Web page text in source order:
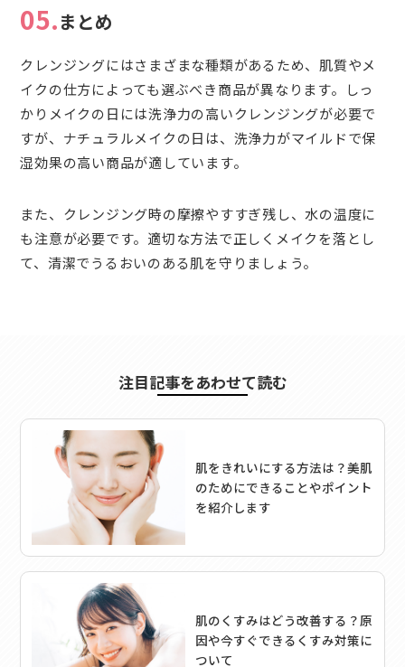
05.まとめ
クレンジングにはさまざまな種類があるため、肌質やメ
イクの仕方によっても選ぶべき商品が異なります。しっ
かりメイクの日には洗浄力の高いクレンジングが必要で
すが、ナチュラルメイクの日は、洗浄力がマイルドで保
湿効果の高い商品が適しています。
また、クレンジング時の摩擦やすすぎ残し、水の温度に
も注意が必要です。適切な方法で正しくメイクを落とし
て、清潔でうるおいのある肌を守りましょう。
注目記事をあわせて読む
肌をきれいにする方法は？美肌
のためにできることやポイント
を紹介します
肌のくすみはどう改善する？原
因や今すぐできるくすみ対策に
ついて